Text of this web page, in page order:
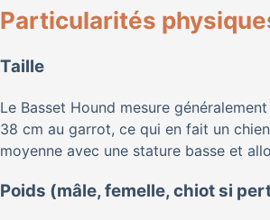
Particularités
Taille
Le Basset Hound mesure
38 cm au garrot, ce qui en fait un
moyenne avec une stature basse et
Poids (mâle, femelle, chiot si